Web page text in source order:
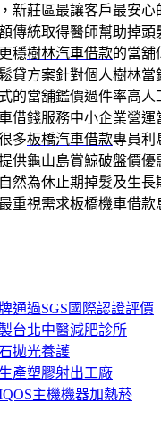
新莊區最讓客戶最安心
傳統取得醫師幫助掉
穩樹林汽車借款的當舖
貸方案針對個人樹林當
的當舖鑑價過件率高人
借錢服務中小企業營
多板橋汽車借款專員利
供龜山島賞鯨破盤價優
然為休止期掉髮及生
重視需求板橋機車借款
通過SGS國際認證評價
台北中醫減肥診所
拋光養護
產塑膠射出工廠
主機機器加熱菸